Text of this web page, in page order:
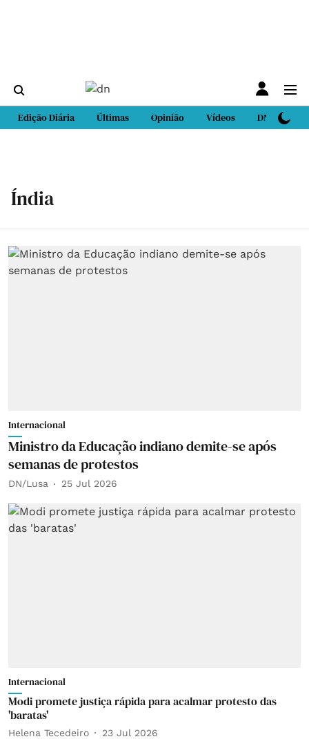
Edição Diária Últimas Opinião Vídeos DN Sport
Índia
Internacional
Ministro da Educação indiano demite-se após
semanas de protestos
DN/Lusa 25 Jul 2026
Internacional
Modi promete justiça rápida para acalmar protesto das
'baratas'
Helena Tecedeiro 23 Jul 2026